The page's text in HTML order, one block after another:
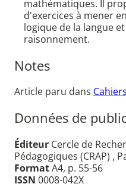
mathématiques. Il
d'exercices à mener
logique de la langue
raisonnement.
Notes
Article paru dans
Données de
Éditeur Cercle de
Pédagogiques (CRAP) ,
FormatA4, p. 55-56
ISSN 0008-042X